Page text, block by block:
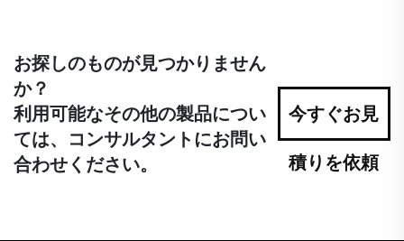
お探しのものが見つかりません
か？
利用可能なその他の製品につい
ては、コンサルタントにお問い
合わせください。
今すぐお見
積りを依頼